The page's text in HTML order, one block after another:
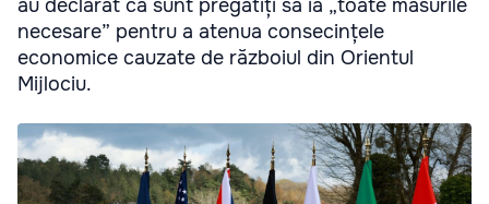
au declarat că sunt pregătiți să ia „toate măsurile
necesare” pentru a atenua consecințele
economice cauzate de războiul din Orientul
Mijlociu.